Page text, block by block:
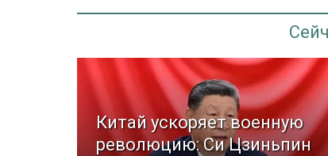
Китай ускоряет военную
революцию: Си Цзиньпин